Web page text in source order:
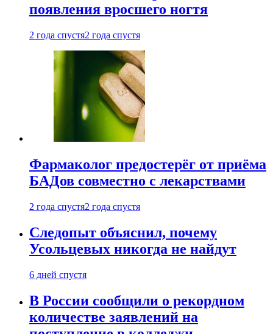
появления вросшего ногтя
2 года спустя2 года спустя
Фармаколог предостерёг от приёма
БАДов совместно с лекарствами
2 года спустя2 года спустя
Следопыт объяснил, почему
Усольцевых никогда не найдут
6 дней спустя
В России сообщили о рекордном
количестве заявлений на